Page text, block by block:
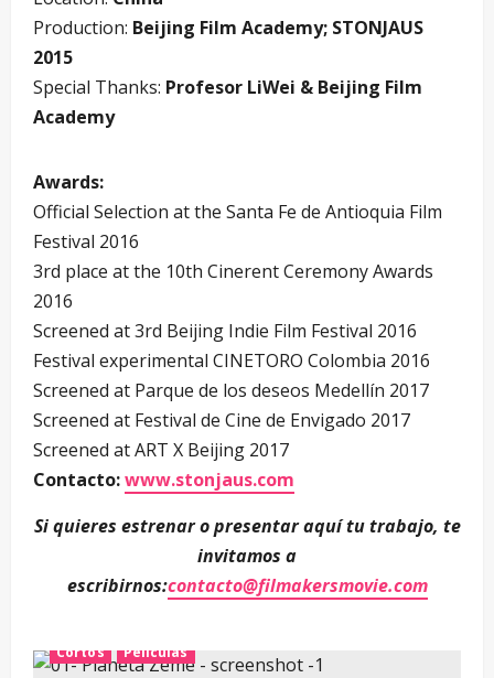
Production: Beijing Film Academy; STONJAUS
2015
Special Thanks: Profesor LiWei & Beijing Film
Academy
Awards:
Official Selection at the Santa Fe de Antioquia Film
Festival 2016
3rd place at the 10th Cinerent Ceremony Awards
2016
Screened at 3rd Beijing Indie Film Festival 2016
Festival experimental CINETORO Colombia 2016
Screened at Parque de los deseos Medellín 2017
Screened at Festival de Cine de Envigado 2017
Screened at ART X Beijing 2017
Contacto:www.stonjaus.com
Si quieres estrenar o presentar aquí tu trabajo, te
invitamos a
escribirnos:contacto@filmakersmovie.com
Cortos Películas